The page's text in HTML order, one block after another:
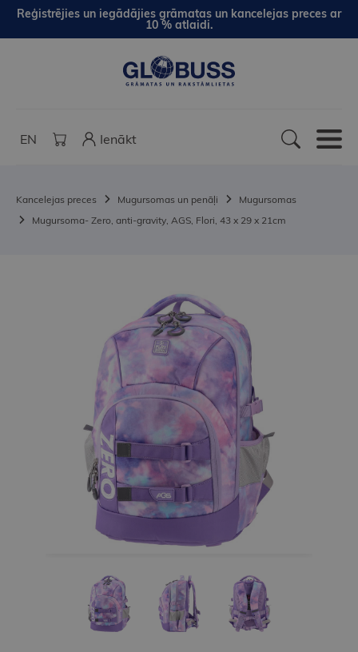
Reģistrējies un iegādājies grāmatas un kancelejas preces ar
10 % atlaidi.
EN Ienākt
Kancelejas preces Mugursomas un penāļi
Mugursomas
Mugursoma- Zero, anti-gravity, AGS, Flori, 43 x 29 x 21cm